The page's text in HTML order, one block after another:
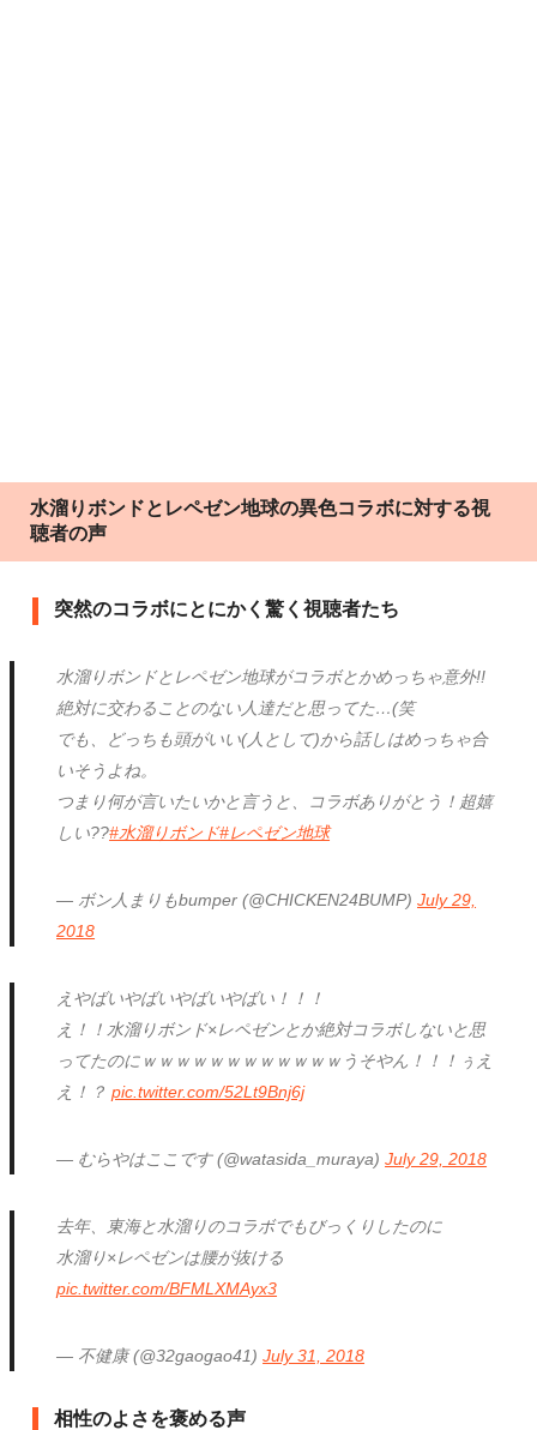
水溜りボンドとレペゼン地球の異色コラボに対する視
聴者の声
突然のコラボにとにかく驚く視聴者たち
水溜りボンドとレペゼン地球がコラボとかめっちゃ意外!!
絶対に交わることのない人達だと思ってた…(笑
でも、どっちも頭がいい(人として)から話しはめっちゃ合
いそうよね。
つまり何が言いたいかと言うと、コラボありがとう！超嬉
しい??#水溜りボンド#レペゼン地球
— ボン人まりもbumper (@CHICKEN24BUMP)July 29,
2018
えやばいやばいやばいやばい！！！
え！！水溜りボンド×レペゼンとか絶対コラボしないと思
ってたのにｗｗｗｗｗｗｗｗｗｗｗｗうそやん！！！ぅえ
え！？pic.twitter.com/52Lt9Bnj6j
— むらやはここです (@watasida_muraya)July 29, 2018
去年、東海と水溜りのコラボでもびっくりしたのに
水溜り×レペゼンは腰が抜ける
pic.twitter.com/BFMLXMAyx3
— 不健康 (@32gaogao41)July 31, 2018
相性のよさを褒める声